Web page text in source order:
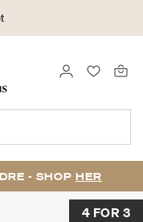
LOG IND
- SHOP HER
4 FOR 3